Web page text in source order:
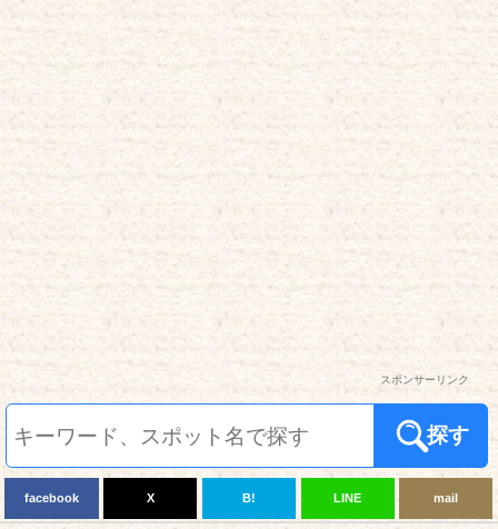
スポンサーリンク
探す
facebook X B! LINE mail